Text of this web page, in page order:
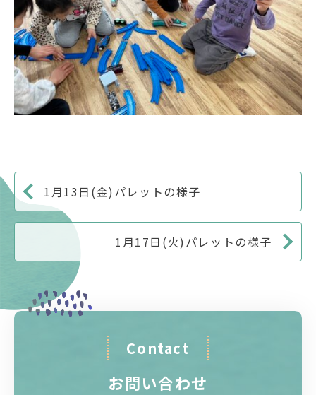
1月13日(金)パレットの様子
1月17日(火)パレットの様子
Contact
お問い合わせ